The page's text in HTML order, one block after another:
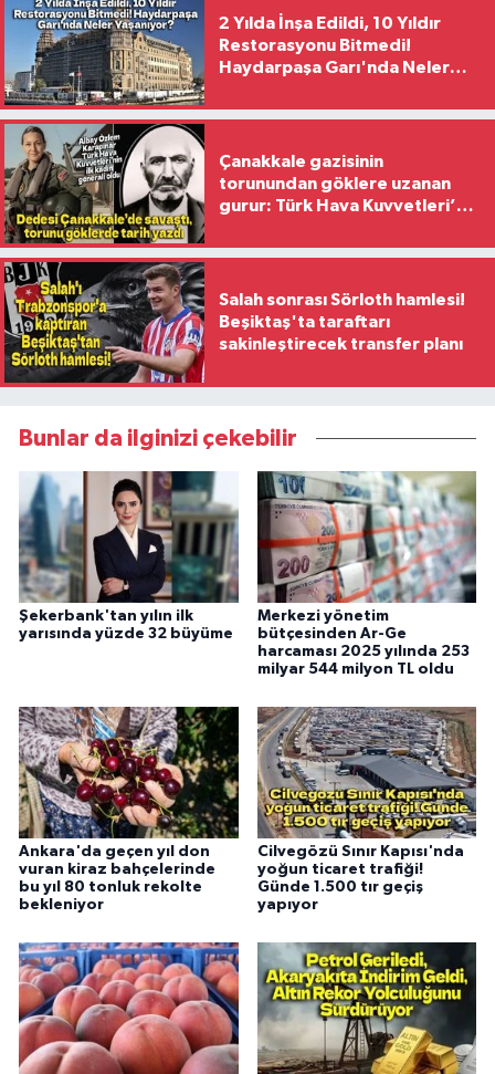
2 Yılda İnşa Edildi, 10 Yıldır
Restorasyonu Bitmedi!
Haydarpaşa Garı'nda Neler
Çanakkale gazisinin
torunundan göklere uzanan
gurur: Türk Hava Kuvvetleri’nin
Salah sonrası Sörloth hamlesi!
Beşiktaş'ta taraftarı
sakinleştirecek transfer planı
Bunlar da ilginizi çekebilir
Şekerbank'tan yılın ilk
yarısında yüzde 32 büyüme
Merkezi yönetim
bütçesinden Ar-Ge
harcaması 2025 yılında 253
milyar 544 milyon TL oldu
Ankara'da geçen yıl don
vuran kiraz bahçelerinde
bu yıl 80 tonluk rekolte
bekleniyor
Cilvegözü Sınır Kapısı'nda
yoğun ticaret trafiği!
Günde 1.500 tır geçiş
yapıyor